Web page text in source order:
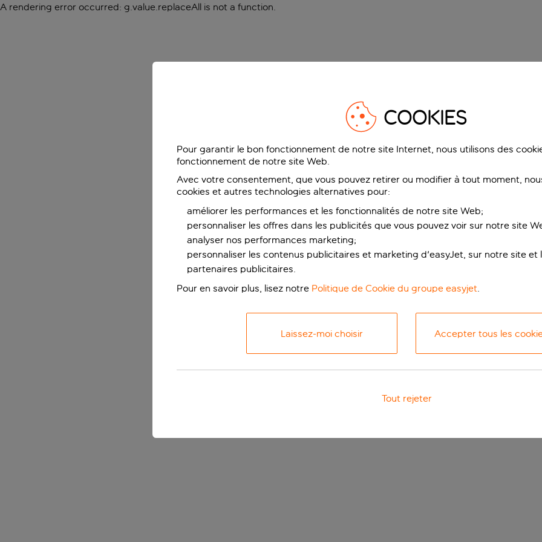
A rendering error occurred: g.value.replaceAll is not a function.
COOKIES
Pour garantir le bon fonctionnement de notre site Internet, nous utilisons des
fonctionnement de notre site Web.
Avec votre consentement, que vous pouvez retirer ou modifier à tout moment,
cookies et autres technologies alternatives pour:
améliorer les performances et les fonctionnalités de notre site Web;
personnaliser les offres dans les publicités que vous pouvez voir sur notre site
analyser nos performances marketing;
personnaliser les contenus publicitaires et marketing d'easyJet, sur notre site et
partenaires publicitaires.
Pour en savoir plus, lisez notre Politique de Cookie du groupe easyjet.
Laissez-moi choisir Accepter tous les
Tout rejeter